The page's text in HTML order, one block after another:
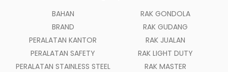
BAHAN
BRAND
PERALATAN KANTOR
PERALATAN SAFETY
PERALATAN STAINLESS STEEL
RAK GONDOLA
RAK GUDANG
RAK JUALAN
RAK LIGHT DUTY
RAK MASTER